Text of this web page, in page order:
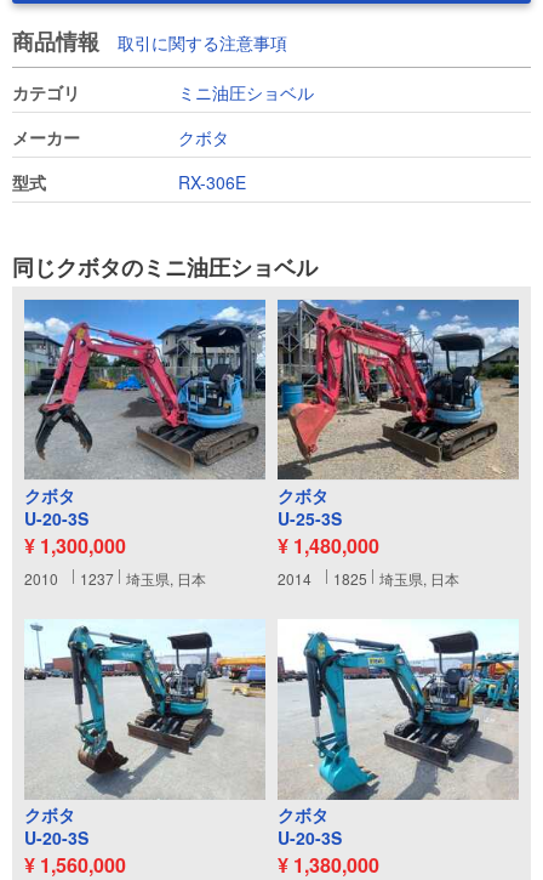
商品情報 取引に関する注意事項
カテゴリ
ミニ油圧ショベル
メーカー
クボタ
型式
RX-306E
同じクボタのミニ油圧ショベル
クボタ
U-20-3S
¥ 1,300,000
2010 1237 埼玉県, 日本
クボタ
U-25-3S
¥ 1,480,000
2014 1825 埼玉県, 日本
クボタ
U-20-3S
¥ 1,560,000
クボタ
U-20-3S
¥ 1,380,000